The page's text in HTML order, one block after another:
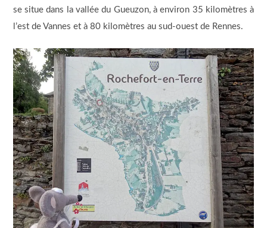
se situe dans la vallée du Gueuzon, à environ 35 kilomètres à
l’est de Vannes et à 80 kilomètres au sud-ouest de Rennes.